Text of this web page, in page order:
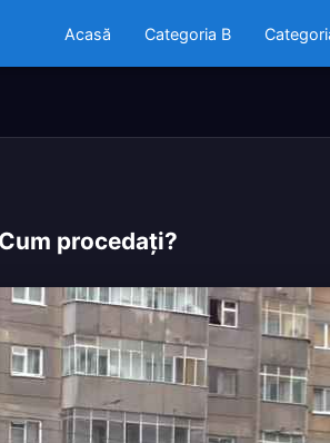
Acasă Categoria B
procedaţi?